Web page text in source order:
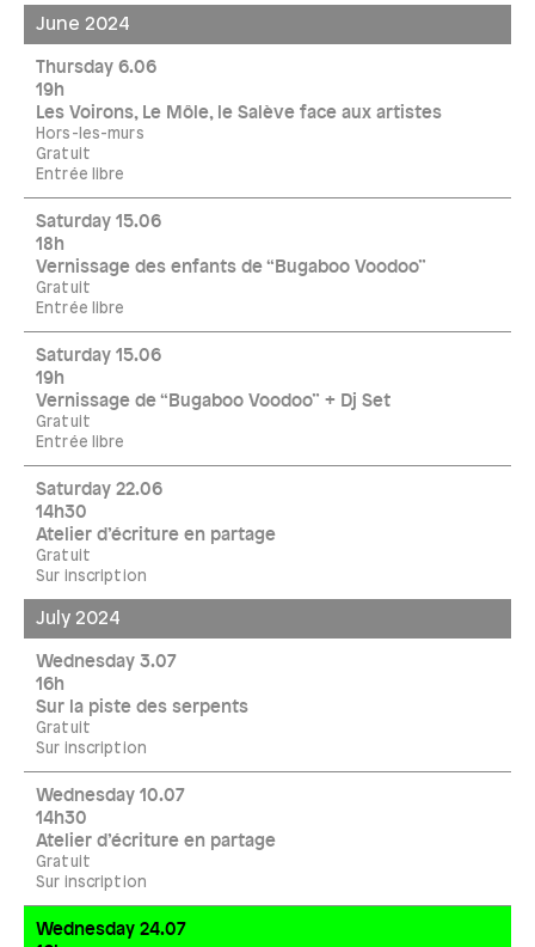
June 2024
Thursday 6.06
19h
Les Voirons, Le Môle, le Salève face aux artistes
Hors-les-murs
Gratuit
Entrée libre
Saturday 15.06
18h
Vernissage des enfants de “Bugaboo Voodoo”
Gratuit
Entrée libre
Saturday 15.06
19h
Vernissage de “Bugaboo Voodoo” + Dj Set
Gratuit
Entrée libre
Saturday 22.06
14h30
Atelier d’écriture en partage
Gratuit
Sur inscription
July 2024
Wednesday 3.07
16h
Sur la piste des serpents
Gratuit
Sur inscription
Wednesday 10.07
14h30
Atelier d’écriture en partage
Gratuit
Sur inscription
Wednesday 24.07